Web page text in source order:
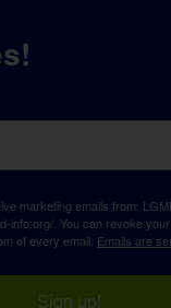
marketing emails from:
info.org/. You can revoke
of every email. Emails are
Sign up!